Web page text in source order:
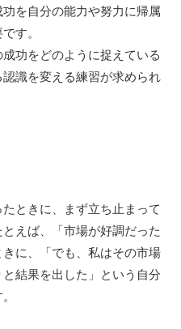
を自分の能力や努力に帰属
す。
功をどのように捉えている
識を変える練習が求められ
ときに、まず立ち止まって
えば、「市場が好調だった
に、「でも、私はその市場
結果を出した」という自分